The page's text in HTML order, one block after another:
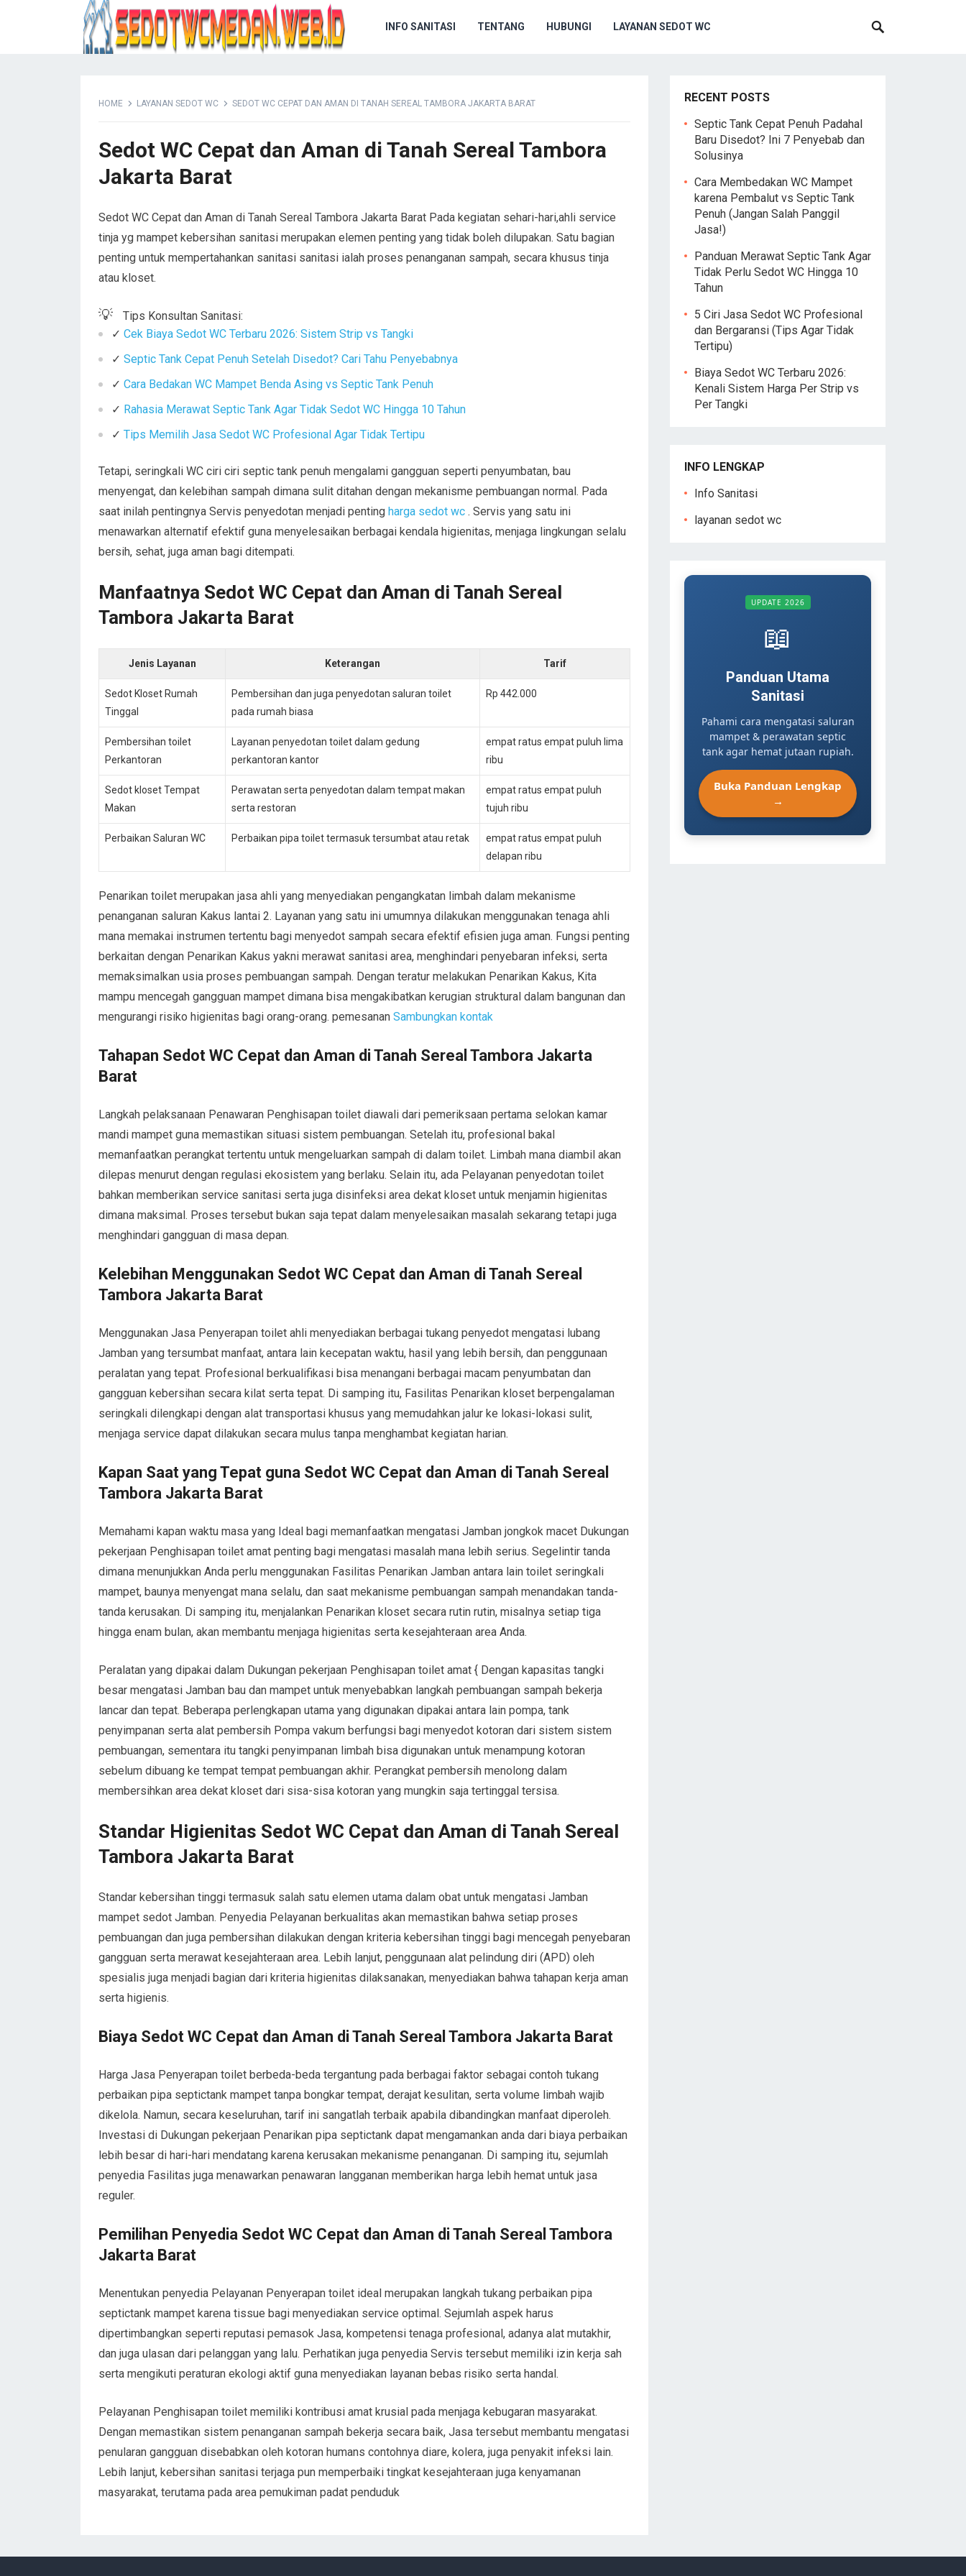
INFO SANITASI TENTANG HUBUNGI LAYANAN SEDOT WC
HOME LAYANAN SEDOT WC SEDOT WC CEPAT DAN AMAN DI TANAH SEREAL TAMBORA JAKARTA BARAT
Sedot WC Cepat dan Aman di Tanah Sereal Tambora
Jakarta Barat
Sedot WC Cepat dan Aman di Tanah Sereal Tambora Jakarta Barat Pada kegiatan sehari-hari,ahli service
tinja yg mampet kebersihan sanitasi merupakan elemen penting yang tidak boleh dilupakan. Satu bagian
penting untuk mempertahankan sanitasi sanitasi ialah proses penanganan sampah, secara khusus tinja
atau kloset.
💡
Tips Konsultan Sanitasi:
✓ Cek Biaya Sedot WC Terbaru 2026: Sistem Strip vs Tangki
✓ Septic Tank Cepat Penuh Setelah Disedot? Cari Tahu Penyebabnya
✓ Cara Bedakan WC Mampet Benda Asing vs Septic Tank Penuh
✓ Rahasia Merawat Septic Tank Agar Tidak Sedot WC Hingga 10 Tahun
✓ Tips Memilih Jasa Sedot WC Profesional Agar Tidak Tertipu
Tetapi, seringkali WC ciri ciri septic tank penuh mengalami gangguan seperti penyumbatan, bau
menyengat, dan kelebihan sampah dimana sulit ditahan dengan mekanisme pembuangan normal. Pada
saat inilah pentingnya Servis penyedotan menjadi penting harga sedot wc . Servis yang satu ini
menawarkan alternatif efektif guna menyelesaikan berbagai kendala higienitas, menjaga lingkungan selalu
bersih, sehat, juga aman bagi ditempati.
Manfaatnya Sedot WC Cepat dan Aman di Tanah Sereal
Tambora Jakarta Barat
Jenis Layanan Keterangan Tarif
Sedot Kloset Rumah
Tinggal
Pembersihan dan juga penyedotan saluran toilet
pada rumah biasa
Rp 442.000
Pembersihan toilet
Perkantoran
Layanan penyedotan toilet dalam gedung
perkantoran kantor
empat ratus empat puluh lima
ribu
Sedot kloset Tempat
Makan
Perawatan serta penyedotan dalam tempat makan
serta restoran
empat ratus empat puluh
tujuh ribu
Perbaikan Saluran WC Perbaikan pipa toilet termasuk tersumbat atau retak
empat ratus empat puluh
delapan ribu
Penarikan toilet merupakan jasa ahli yang menyediakan pengangkatan limbah dalam mekanisme
penanganan saluran Kakus lantai 2. Layanan yang satu ini umumnya dilakukan menggunakan tenaga ahli
mana memakai instrumen tertentu bagi menyedot sampah secara efektif efisien juga aman. Fungsi penting
berkaitan dengan Penarikan Kakus yakni merawat sanitasi area, menghindari penyebaran infeksi, serta
memaksimalkan usia proses pembuangan sampah. Dengan teratur melakukan Penarikan Kakus, Kita
mampu mencegah gangguan mampet dimana bisa mengakibatkan kerugian struktural dalam bangunan dan
mengurangi risiko higienitas bagi orang-orang. pemesanan Sambungkan kontak
Tahapan Sedot WC Cepat dan Aman di Tanah Sereal Tambora Jakarta
Barat
Langkah pelaksanaan Penawaran Penghisapan toilet diawali dari pemeriksaan pertama selokan kamar
mandi mampet guna memastikan situasi sistem pembuangan. Setelah itu, profesional bakal
memanfaatkan perangkat tertentu untuk mengeluarkan sampah di dalam toilet. Limbah mana diambil akan
dilepas menurut dengan regulasi ekosistem yang berlaku. Selain itu, ada Pelayanan penyedotan toilet
bahkan memberikan service sanitasi serta juga disinfeksi area dekat kloset untuk menjamin higienitas
dimana maksimal. Proses tersebut bukan saja tepat dalam menyelesaikan masalah sekarang tetapi juga
menghindari gangguan di masa depan.
Kelebihan Menggunakan Sedot WC Cepat dan Aman di Tanah Sereal
Tambora Jakarta Barat
Menggunakan Jasa Penyerapan toilet ahli menyediakan berbagai tukang penyedot mengatasi lubang
Jamban yang tersumbat manfaat, antara lain kecepatan waktu, hasil yang lebih bersih, dan penggunaan
peralatan yang tepat. Profesional berkualifikasi bisa menangani berbagai macam penyumbatan dan
gangguan kebersihan secara kilat serta tepat. Di samping itu, Fasilitas Penarikan kloset berpengalaman
seringkali dilengkapi dengan alat transportasi khusus yang memudahkan jalur ke lokasi-lokasi sulit,
menjaga service dapat dilakukan secara mulus tanpa menghambat kegiatan harian.
Kapan Saat yang Tepat guna Sedot WC Cepat dan Aman di Tanah Sereal
Tambora Jakarta Barat
Memahami kapan waktu masa yang Ideal bagi memanfaatkan mengatasi Jamban jongkok macet Dukungan
pekerjaan Penghisapan toilet amat penting bagi mengatasi masalah mana lebih serius. Segelintir tanda
dimana menunjukkan Anda perlu menggunakan Fasilitas Penarikan Jamban antara lain toilet seringkali
mampet, baunya menyengat mana selalu, dan saat mekanisme pembuangan sampah menandakan tanda-
tanda kerusakan. Di samping itu, menjalankan Penarikan kloset secara rutin rutin, misalnya setiap tiga
hingga enam bulan, akan membantu menjaga higienitas serta kesejahteraan area Anda.
Peralatan yang dipakai dalam Dukungan pekerjaan Penghisapan toilet amat { Dengan kapasitas tangki
besar mengatasi Jamban bau dan mampet untuk menyebabkan langkah pembuangan sampah bekerja
lancar dan tepat. Beberapa perlengkapan utama yang digunakan dipakai antara lain pompa, tank
penyimpanan serta alat pembersih Pompa vakum berfungsi bagi menyedot kotoran dari sistem sistem
pembuangan, sementara itu tangki penyimpanan limbah bisa digunakan untuk menampung kotoran
sebelum dibuang ke tempat tempat pembuangan akhir. Perangkat pembersih menolong dalam
membersihkan area dekat kloset dari sisa-sisa kotoran yang mungkin saja tertinggal tersisa.
Standar Higienitas Sedot WC Cepat dan Aman di Tanah Sereal
Tambora Jakarta Barat
Standar kebersihan tinggi termasuk salah satu elemen utama dalam obat untuk mengatasi Jamban
mampet sedot Jamban. Penyedia Pelayanan berkualitas akan memastikan bahwa setiap proses
pembuangan dan juga pembersihan dilakukan dengan kriteria kebersihan tinggi bagi mencegah penyebaran
gangguan serta merawat kesejahteraan area. Lebih lanjut, penggunaan alat pelindung diri (APD) oleh
spesialis juga menjadi bagian dari kriteria higienitas dilaksanakan, menyediakan bahwa tahapan kerja aman
serta higienis.
Biaya Sedot WC Cepat dan Aman di Tanah Sereal Tambora Jakarta Barat
Harga Jasa Penyerapan toilet berbeda-beda tergantung pada berbagai faktor sebagai contoh tukang
perbaikan pipa septictank mampet tanpa bongkar tempat, derajat kesulitan, serta volume limbah wajib
dikelola. Namun, secara keseluruhan, tarif ini sangatlah terbaik apabila dibandingkan manfaat diperoleh.
Investasi di Dukungan pekerjaan Penarikan pipa septictank dapat mengamankan anda dari biaya perbaikan
lebih besar di hari-hari mendatang karena kerusakan mekanisme penanganan. Di samping itu, sejumlah
penyedia Fasilitas juga menawarkan penawaran langganan memberikan harga lebih hemat untuk jasa
reguler.
Pemilihan Penyedia Sedot WC Cepat dan Aman di Tanah Sereal Tambora
Jakarta Barat
Menentukan penyedia Pelayanan Penyerapan toilet ideal merupakan langkah tukang perbaikan pipa
septictank mampet karena tissue bagi menyediakan service optimal. Sejumlah aspek harus
dipertimbangkan seperti reputasi pemasok Jasa, kompetensi tenaga profesional, adanya alat mutakhir,
dan juga ulasan dari pelanggan yang lalu. Perhatikan juga penyedia Servis tersebut memiliki izin kerja sah
serta mengikuti peraturan ekologi aktif guna menyediakan layanan bebas risiko serta handal.
Pelayanan Penghisapan toilet memiliki kontribusi amat krusial pada menjaga kebugaran masyarakat.
Dengan memastikan sistem penanganan sampah bekerja secara baik, Jasa tersebut membantu mengatasi
penularan gangguan disebabkan oleh kotoran humans contohnya diare, kolera, juga penyakit infeksi lain.
Lebih lanjut, kebersihan sanitasi terjaga pun memperbaiki tingkat kesejahteraan juga kenyamanan
masyarakat, terutama pada area pemukiman padat penduduk
RECENT POSTS
Septic Tank Cepat Penuh Padahal
Baru Disedot? Ini 7 Penyebab dan
Solusinya
Cara Membedakan WC Mampet
karena Pembalut vs Septic Tank
Penuh (Jangan Salah Panggil
Jasa!)
Panduan Merawat Septic Tank Agar
Tidak Perlu Sedot WC Hingga 10
Tahun
5 Ciri Jasa Sedot WC Profesional
dan Bergaransi (Tips Agar Tidak
Tertipu)
Biaya Sedot WC Terbaru 2026:
Kenali Sistem Harga Per Strip vs
Per Tangki
INFO LENGKAP
Info Sanitasi
layanan sedot wc
UPDATE 2026
📖
Panduan Utama
Sanitasi
Pahami cara mengatasi saluran
mampet & perawatan septic
tank agar hemat jutaan rupiah.
Buka Panduan Lengkap
→